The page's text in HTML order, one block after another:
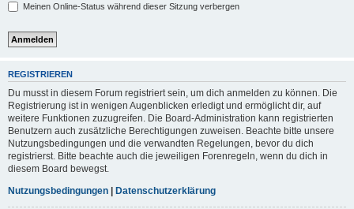
Meinen Online-Status während dieser Sitzung verbergen
REGISTRIEREN
Du musst in diesem Forum registriert sein, um dich anmelden zu können. Die
Registrierung ist in wenigen Augenblicken erledigt und ermöglicht dir, auf
weitere Funktionen zuzugreifen. Die Board-Administration kann registrierten
Benutzern auch zusätzliche Berechtigungen zuweisen. Beachte bitte unsere
Nutzungsbedingungen und die verwandten Regelungen, bevor du dich
registrierst. Bitte beachte auch die jeweiligen Forenregeln, wenn du dich in
diesem Board bewegst.
Nutzungsbedingungen | Datenschutzerklärung